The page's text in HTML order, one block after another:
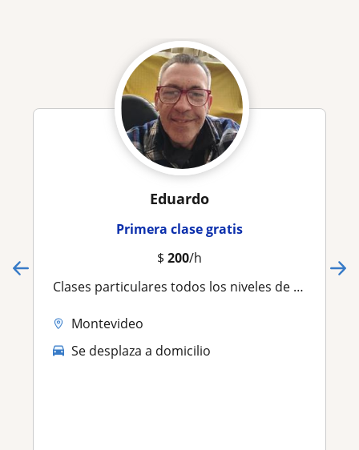
Eduardo
Primera clase gratis
$ 200/h
Clases particulares todos los niveles de física, mate, quimica
Montevideo
Se desplaza a domicilio